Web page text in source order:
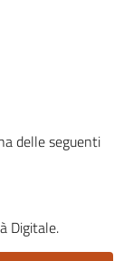
delle seguenti
Digitale.